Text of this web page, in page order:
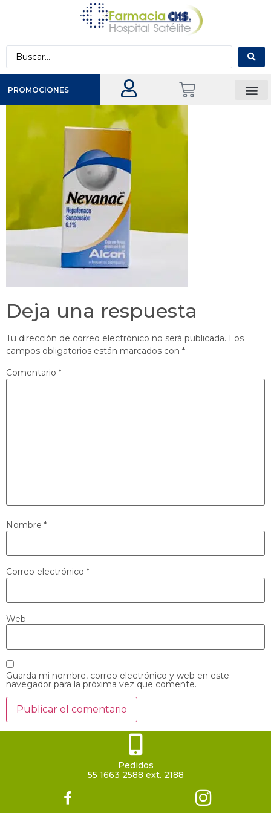
PROMOCIONES
Deja una respuesta
Tu dirección de correo electrónico no será publicada. Los
campos obligatorios están marcados con *
Comentario *
Nombre *
Correo electrónico *
Web
Guarda mi nombre, correo electrónico y web en este
navegador para la próxima vez que comente.
Pedidos
55 1663 2588 ext. 2188